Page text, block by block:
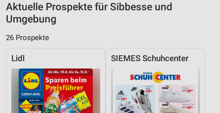
Aktuelle Prospekte für Sibbesse und
Umgebung
26 Prospekte
Lidl SIEMES Schuhcenter